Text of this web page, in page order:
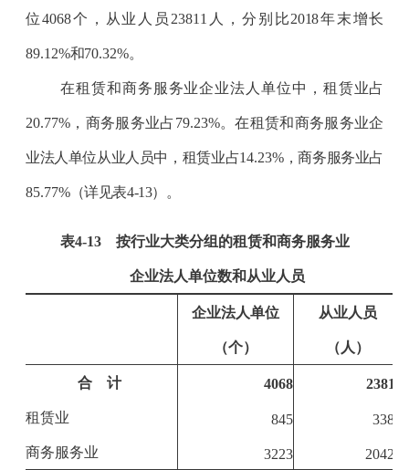
位4068个，从业人员 23811 人，分别比2018年末增长
89.12%和70.32%。
在租赁和商务服务业企业法人单位中，租赁业占
20.77%，商务服务业占79.23%。在租赁和商务服务业企
业法人单位从业人员中，租赁业占14.23%，商务服务业占
85.77%（详见表4-13）。
表4-13按行业大类分组的租赁和商务服务业
企业法人单位数和从业人员
企业法人单位
（个）
从业人员
（人）
合 计 4068 23811
租赁业 845 3389
商务服务业 3223 20422